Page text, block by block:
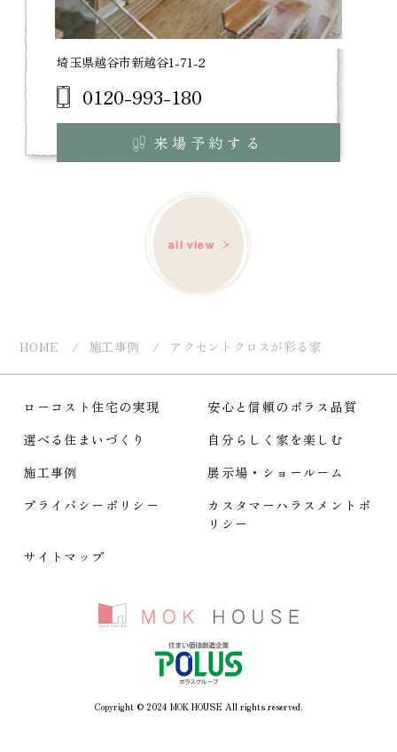
埼玉県越谷市新越谷1-71-2
0120-993-180
来場予約する
all view
HOME 施工事例 アクセントクロスが彩る家
Copyright © 2024 MOK HOUSE All rights reserved.
ローコスト住宅の実現
安心と信頼のポラス品質
選べる住まいづくり
自分らしく家を楽しむ
施工事例
展示場・ショールーム
プライバシーポリシー
カスタマーハラスメント ポ
リシー
サイトマップ